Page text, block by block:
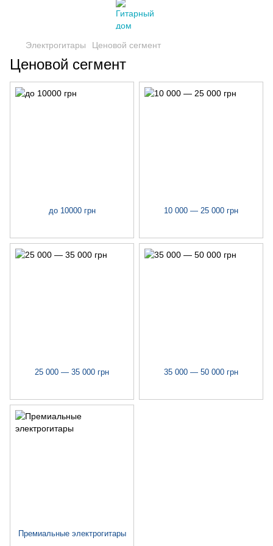
Электрогитары Ценовой сегмент
Ценовой сегмент
до 10000 грн 10 000 — 25 000 грн
25 000 — 35 000 грн 35 000 — 50 000 грн
Премиальные электрогитары